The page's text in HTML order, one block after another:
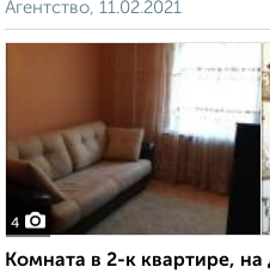
Агентство, 11.02.2021
4
Комната в 2-к квартире,